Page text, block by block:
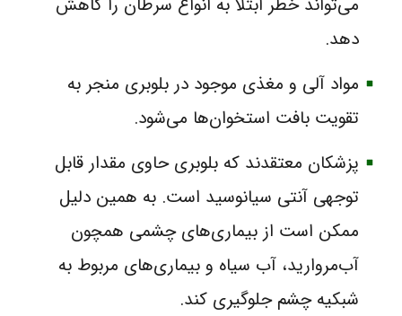
می‌تواند خطر ابتلا به انواع سرطان را کاهش
دهد.
مواد آلی و مغذی موجود در بلوبری منجر به
تقویت بافت استخوان‌ها می‌شود.
پزشکان معتقدند که بلوبری حاوی مقدار قابل
توجهی آنتی سیانوسید است. به همین دلیل
ممکن است از بیماری‌های چشمی همچون
آب‌مروارید، آب سیاه و بیماری‌های مربوط به
شبکیه چشم جلوگیری کند.